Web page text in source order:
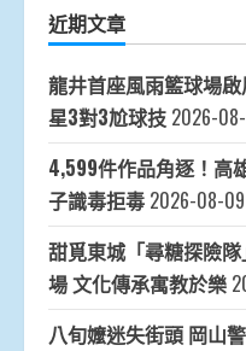
近期文章
龍井首座風雨籃球場
星3對3尬球技 2026-
4,599件作品角逐！高
子識毒拒毒 2026-08-09
甜覓東城「尋糖探險
場 文化傳承寓教於樂
八旬嬤迷失街頭 岡山